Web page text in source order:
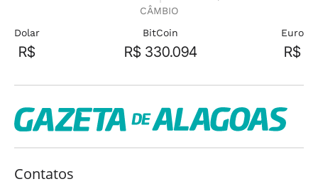
CÂMBIO
Dolar
R$
BitCoin
R$ 330.094
Euro
R$
Contatos